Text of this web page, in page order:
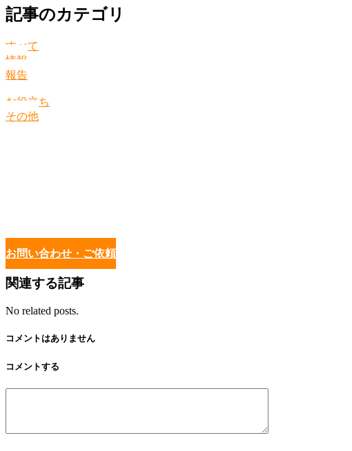
記事のカテゴリ
すべて
情報
報告
お役立ち
その他
お問い合わせ・ご依頼
関連する記事
No related posts.
コメントはありません
コメントする